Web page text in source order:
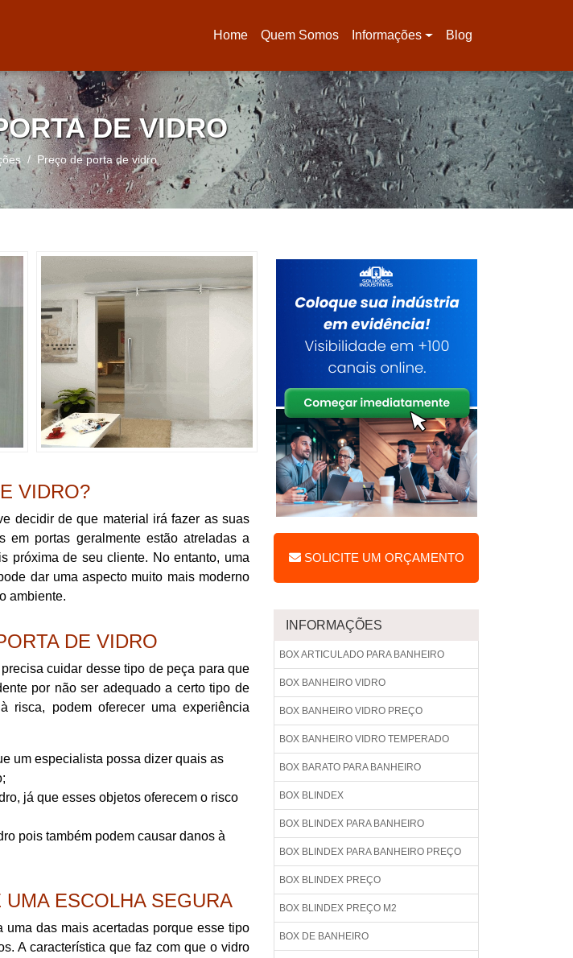
Home
(current)
Quem Somos Informações Blog
DE VIDRO
Preço de porta de vidro
VIDRO?
decidir de que material irá fazer as suas
portas geralmente estão atreladas a
próxima de seu cliente. No entanto, uma
dar uma aspecto muito mais moderno
ambiente.
DE VIDRO
cuidar desse tipo de peça para que
por não ser adequado a certo tipo de
risca, podem oferecer uma experiência
um especialista possa dizer quais as
já que esses objetos oferecem o risco
pois também podem causar danos à
ESCOLHA SEGURA
das mais acertadas porque esse tipo
A característica que faz com que o vidro
SOLICITE UM ORÇAMENTO
INFORMAÇÕES
BOX ARTICULADO PARA BANHEIRO
BOX BANHEIRO VIDRO
BOX BANHEIRO VIDRO PREÇO
BOX BANHEIRO VIDRO TEMPERADO
BOX BARATO PARA BANHEIRO
BOX BLINDEX
BOX BLINDEX PARA BANHEIRO
BOX BLINDEX PARA BANHEIRO PREÇO
BOX BLINDEX PREÇO
BOX BLINDEX PREÇO M2
BOX DE BANHEIRO